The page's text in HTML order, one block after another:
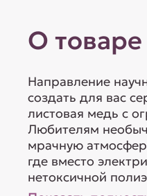
О товаре
Направление
создать для вас
листовая медь с
Любителям
мрачную
где вместо
нетоксичной